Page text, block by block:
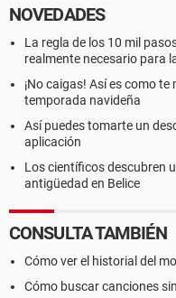
NOVEDADES
La regla de los 10 mil
realmente necesario para
¡No caigas! Así es como
temporada navideña
Así puedes tomarte un
aplicación
Los científicos descubren
antigüedad en Belice
CONSULTA TAMBIÉN
Cómo ver el historial del
Cómo buscar canciones